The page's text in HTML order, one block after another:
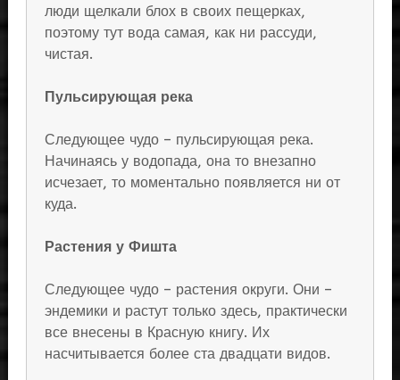
люди щелкали блох в своих пещерках,
поэтому тут вода самая, как ни рассуди,
чистая.
Пульсирующая река
Следующее чудо – пульсирующая река.
Начинаясь у водопада, она то внезапно
исчезает, то моментально появляется ни от
куда.
Растения у Фишта
Следующее чудо – растения округи. Они –
эндемики и растут только здесь, практически
все внесены в Красную книгу. Их
насчитывается более ста двадцати видов.